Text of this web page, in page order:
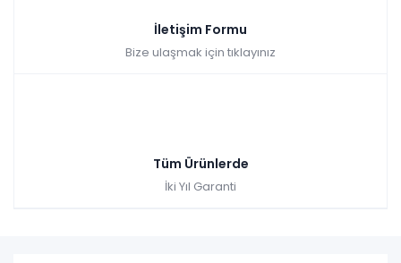
İletişim Formu
Bize ulaşmak için tıklayınız
Tüm Ürünlerde
İki Yıl Garanti